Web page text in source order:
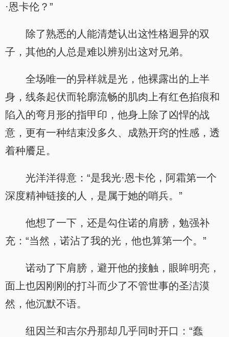
·恩卡伦？”
除了熟悉的人能清楚认出这性格迥异的双
子，其他的人总是难以辨别出这对兄弟。
全场唯一的异样就是光，他裸露出的上半
身，线条起伏而轮廓流畅的肌肉上有红色掐痕和
陷入的弯月形的指甲印，他身上除了凶悍的战
意，更有一种结束没多久、成熟开窍的性感，透
着种餍足。
光洋洋得意：“是我光·恩卡伦，阿霜第一个
深度精神链接的人，是属于她的哨兵。”
他想了一下，还是勾住诺的肩膀，勉强补
充：“当然，诺沾了我的光，他也算第一个。”
诺动了下肩膀，避开他的接触，眼眸明亮，
面上也因刚刚的打斗而少了不管世事的圣洁漠
然，他沉默不语。
纽因兰和吉尔丹那却几乎同时开口：“蠢